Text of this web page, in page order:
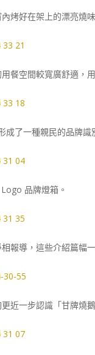
烤好在架上的漂亮燒味
餐空間較寬廣舒適，
了一種親民的品牌識
品牌燈箱。
報導，這些介紹篇幅
近一步認識「甘牌燒鵝